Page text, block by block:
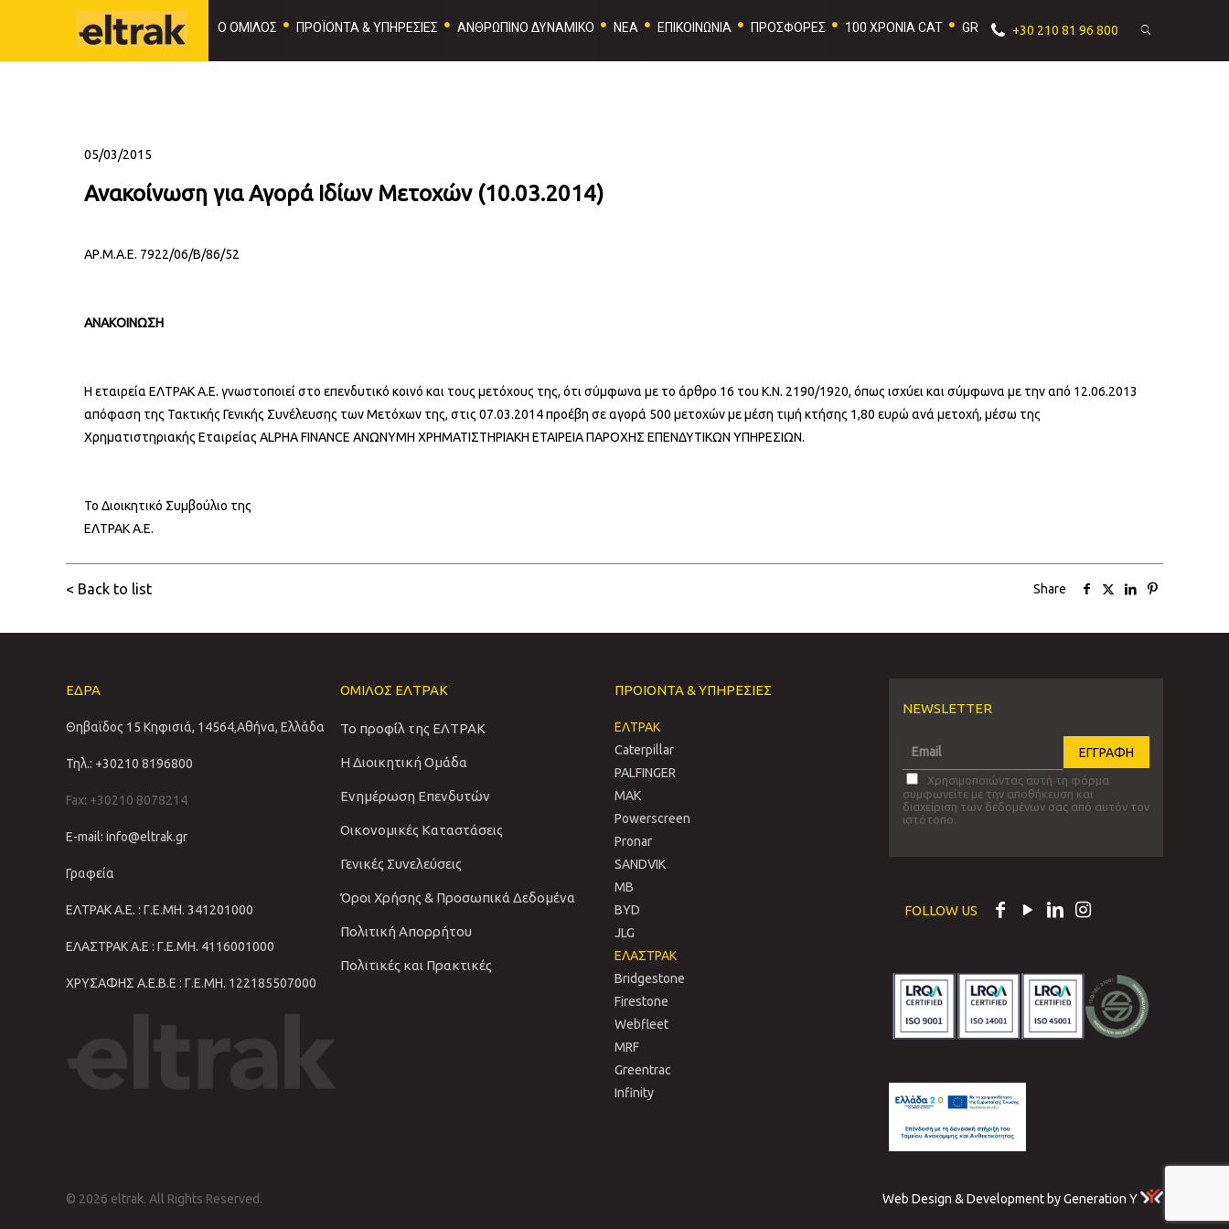
Ο ΟΜΙΛΟΣ ΠΡΟΪΟΝΤΑ & ΥΠΗΡΕΣΙΕΣ ΑΝΘΡΩΠΙΝΟ ΔΥΝΑΜΙΚΟ ΝΕΑ ΕΠΙΚΟΙΝΩΝΙΑ ΠΡΟΣΦΟΡΕΣ 100 ΧΡΟΝΙΑ CAT GR +30 210 81 96 800
05/03/2015
Ανακοίνωση για Αγορά Ιδίων Μετοχών (10.03.2014)
ΑΡ.Μ.Α.Ε. 7922/06/Β/86/52
ΑΝΑΚΟΙΝΩΣΗ
Η εταιρεία ΕΛΤΡΑΚ Α.Ε. γνωστοποιεί στο επενδυτικό κοινό και τους μετόχους της, ότι σύμφωνα με το άρθρο 16 του Κ.Ν. 2190/1920, όπως ισχύει και σύμφωνα με την από 12.06.2013
απόφαση της Τακτικής Γενικής Συνέλευσης των Μετόχων της, στις 07.03.2014 προέβη σε αγορά 500 μετοχών με μέση τιμή κτήσης 1,80 ευρώ ανά μετοχή, μέσω της
Χρηματιστηριακής Εταιρείας ALPHA FINANCE ΑΝΩΝΥΜΗ ΧΡΗΜΑΤΙΣΤΗΡΙΑΚΗ ΕΤΑΙΡΕΙΑ ΠΑΡΟΧΗΣ ΕΠΕΝΔΥΤΙΚΩΝ ΥΠΗΡΕΣΙΩΝ.
Το Διοικητικό Συμβούλιο της
ΕΛΤΡΑΚ Α.Ε.
< Back to list Share
ΕΔΡΑ
Θηβαϊδος 15 Κηφισιά, 14564,Αθήνα, Ελλάδα
Τηλ.: +30210 8196800
Fax: +30210 8078214
E-mail: info@eltrak.gr
Γραφεία
ΕΛΤΡΑΚ Α.Ε. : Γ.Ε.ΜΗ. 341201000
ΕΛΑΣΤΡΑΚ Α.Ε : Γ.Ε.ΜΗ. 4116001000
ΧΡΥΣΑΦΗΣ Α.Ε.Β.Ε : Γ.Ε.ΜΗ. 122185507000
ΟΜΙΛΟΣ ΕΛΤΡΑΚ
Το προφίλ της ΕΛΤΡΑΚ
Η Διοικητική Ομάδα
Ενημέρωση Επενδυτών
Οικονομικές Καταστάσεις
Γενικές Συνελεύσεις
Όροι Χρήσης & Προσωπικά Δεδομένα
Πολιτική Απορρήτου
Πολιτικές και Πρακτικές
ΠΡΟΙΟΝΤΑ & ΥΠΗΡΕΣΙΕΣ
ΕΛΤΡΑΚ
Caterpillar
PALFINGER
MAK
Powerscreen
Pronar
SANDVIΚ
MB
BYD
JLG
ΕΛΑΣΤΡΑΚ
Bridgestone
Firestone
Webfleet
MRF
Greentrac
Infinity
NEWSLETTER
Χρησιμοποιώντας αυτή τη φόρμα
συμφωνείτε με την αποθήκευση και
διαχείριση των δεδομένων σας από αυτόν τον
ιστότοπο.
FOLLOW US
© 2026 eltrak. All Rights Reserved. Web Design & Development by Generation Y